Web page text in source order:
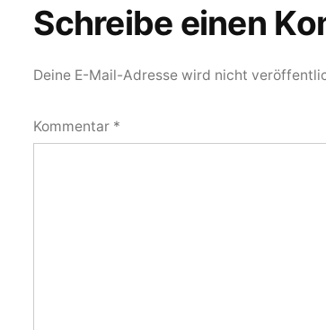
einen
Deine E-Mail-Adresse wird nicht
Kommentar *
Schreibe einen